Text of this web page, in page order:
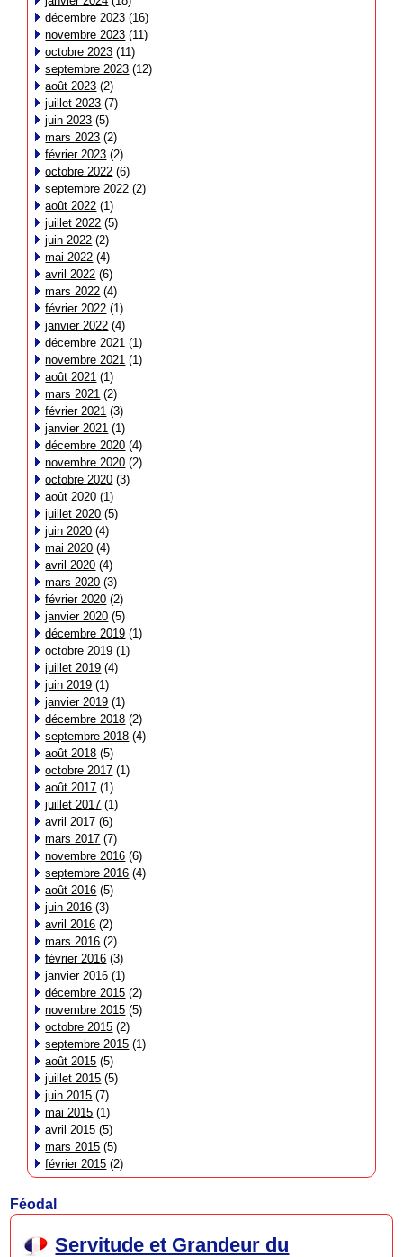
décembre 2023 (16)
novembre 2023 (11)
octobre 2023 (11)
septembre 2023 (12)
août 2023 (2)
juillet 2023 (7)
juin 2023 (5)
mars 2023 (2)
février 2023 (2)
octobre 2022 (6)
septembre 2022 (2)
août 2022 (1)
juillet 2022 (5)
juin 2022 (2)
mai 2022 (4)
avril 2022 (6)
mars 2022 (4)
février 2022 (1)
janvier 2022 (4)
décembre 2021 (1)
novembre 2021 (1)
août 2021 (1)
mars 2021 (2)
février 2021 (3)
janvier 2021 (1)
décembre 2020 (4)
novembre 2020 (2)
octobre 2020 (3)
août 2020 (1)
juillet 2020 (5)
juin 2020 (4)
mai 2020 (4)
avril 2020 (4)
mars 2020 (3)
février 2020 (2)
janvier 2020 (5)
décembre 2019 (1)
octobre 2019 (1)
juillet 2019 (4)
juin 2019 (1)
janvier 2019 (1)
décembre 2018 (2)
septembre 2018 (4)
août 2018 (5)
octobre 2017 (1)
août 2017 (1)
juillet 2017 (1)
avril 2017 (6)
mars 2017 (7)
novembre 2016 (6)
septembre 2016 (4)
août 2016 (5)
juin 2016 (3)
avril 2016 (2)
mars 2016 (2)
février 2016 (3)
janvier 2016 (1)
décembre 2015 (2)
novembre 2015 (5)
octobre 2015 (2)
septembre 2015 (1)
août 2015 (5)
juillet 2015 (5)
juin 2015 (7)
mai 2015 (1)
avril 2015 (5)
mars 2015 (5)
février 2015 (2)
Féodal
Servitude et Grandeur du